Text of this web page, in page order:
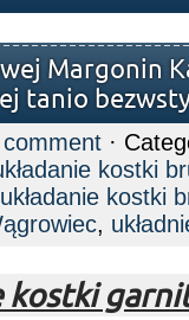
Margonin
tanio
·
kostki
układanie kostki
,
kostki